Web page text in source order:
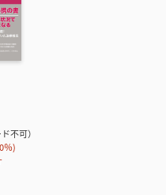
不可）
％)